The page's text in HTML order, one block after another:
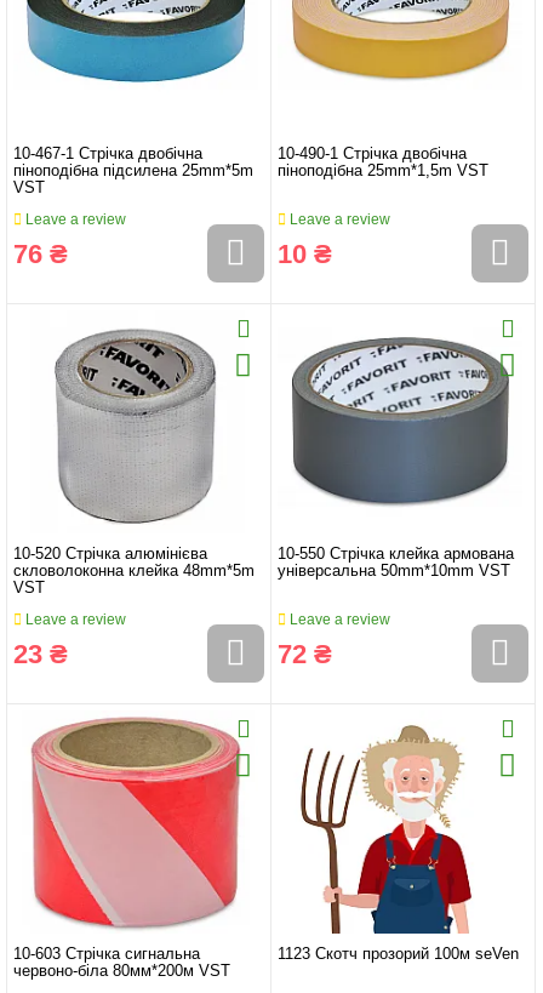
10-467-1 Стрічка двобічна
піноподібна підсилена 25mm*5m
VST
Leave a review
76 ₴
10-490-1 Стрічка двобічна
піноподібна 25mm*1,5m VST
Leave a review
10 ₴
10-520 Стрічка алюмінієва
скловолоконна клейка 48mm*5m
VST
Leave a review
23 ₴
10-550 Стрічка клейка армована
універсальна 50mm*10mm VST
Leave a review
72 ₴
10-603 Стрічка сигнальна
червоно-біла 80мм*200м VST
1123 Скотч прозорий 100м seVen